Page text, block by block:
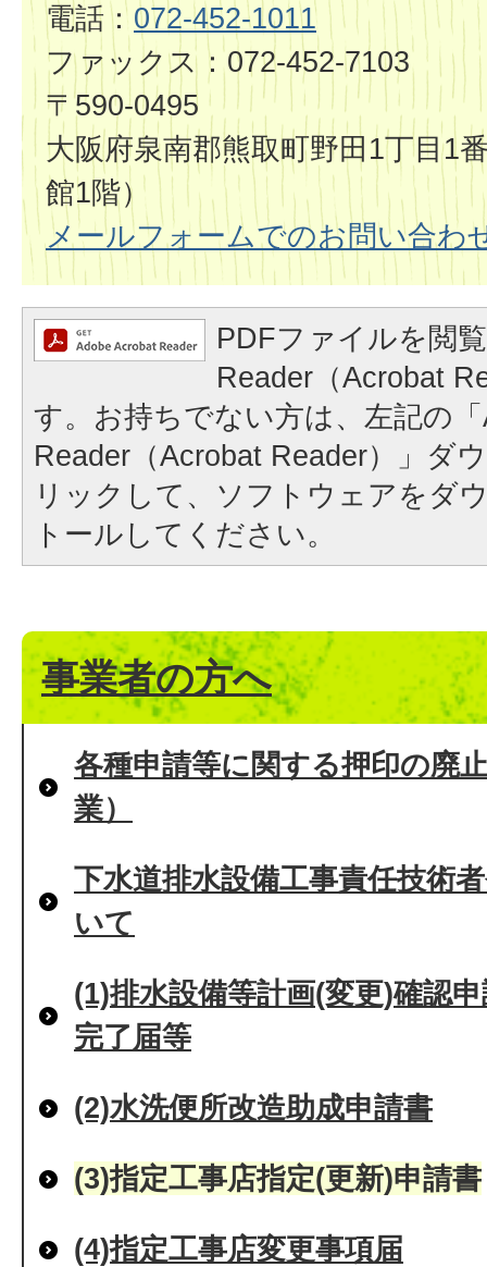
電話： 072-452-1011
ファックス：072-452-7103
〒590-0495
大阪府泉南郡熊取町野田1丁目1
館1階）
メールフォームでのお問い合わ
PDFファイルを閲
Reader（Acrobat
す。お持ちでない方は、左記の
Reader（Acrobat Reader）」ダ
リックして、ソフトウェアをダ
トールしてください。
事業者の方へ
各種申請等に関する押印の廃
業）
下水道排水設備工事責任技術
いて
(1)排水設備等計画(変更)確認
完了届等
(2)水洗便所改造助成申請書
(3)指定工事店指定(更新)申請書
(4)指定工事店変更事項届